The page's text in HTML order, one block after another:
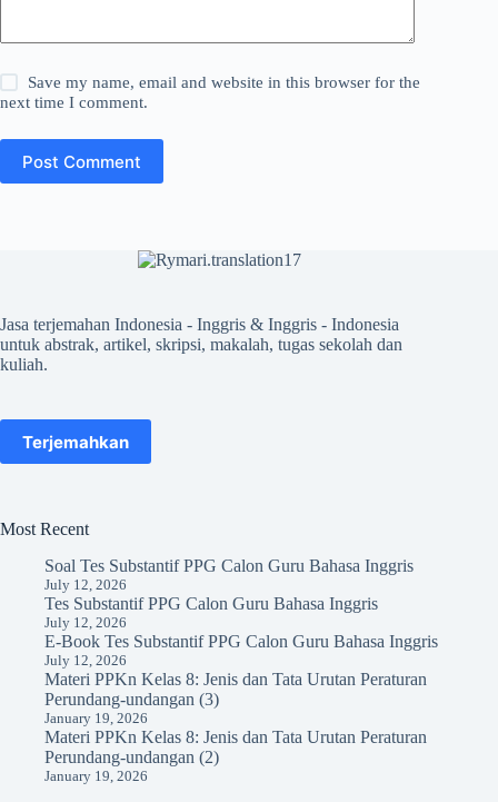
Save my name, email and website in this browser for the
next time I comment.
Post Comment
Jasa terjemahan Indonesia - Inggris & Inggris - Indonesia
untuk abstrak, artikel, skripsi, makalah, tugas sekolah dan
kuliah.
Terjemahkan
Most Recent
Soal Tes Substantif PPG Calon Guru Bahasa Inggris
July 12, 2026
Tes Substantif PPG Calon Guru Bahasa Inggris
July 12, 2026
E-Book Tes Substantif PPG Calon Guru Bahasa Inggris
July 12, 2026
Materi PPKn Kelas 8: Jenis dan Tata Urutan Peraturan
Perundang-undangan (3)
January 19, 2026
Materi PPKn Kelas 8: Jenis dan Tata Urutan Peraturan
Perundang-undangan (2)
January 19, 2026